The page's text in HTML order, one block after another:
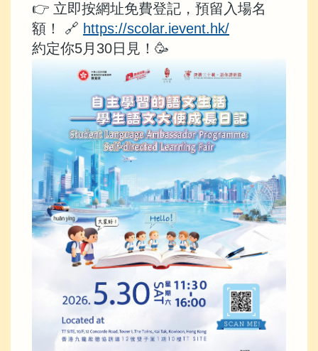
👉 立即按網址免費登記，預留入場名
額！ 🔗 https://scolar.ievent.hk/
約定你5月30日見！🥳